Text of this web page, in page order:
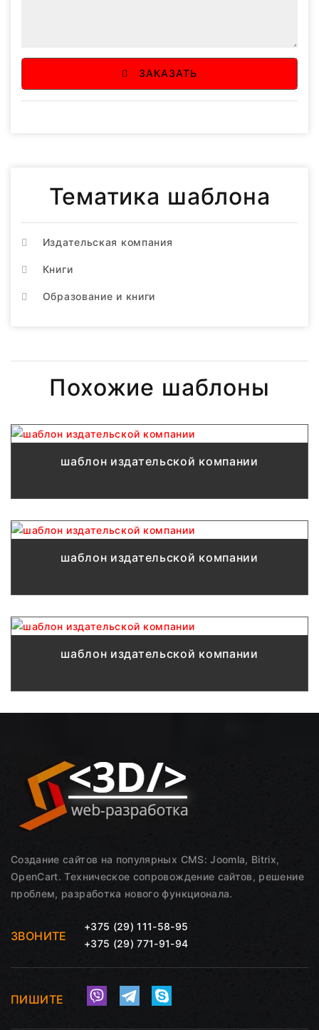
ЗАКАЗАТЬ
Тематика шаблона
Издательская компания
Книги
Образование и книги
Похожие шаблоны
шаблон издательской компании
шаблон издательской компании
шаблон издательской компании
Создание сайтов на популярных CMS: Joomla, Bitrix,
OpenCart. Техническое сопровождение сайтов, решение
проблем, разработка нового функционала.
ЗВОНИТЕ
+375 (29) 111-58-95
+375 (29) 771-91-94
ПИШИТЕ